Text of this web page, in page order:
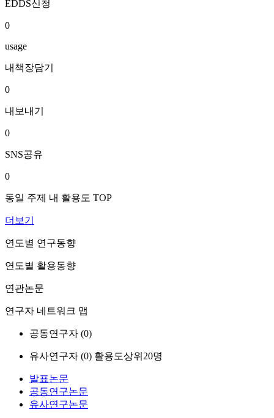
EDDS신청
0
usage
내책장담기
0
내보내기
0
SNS공유
0
동일 주제 내 활용도 TOP
더보기
연도별 연구동향
연도별 활용동향
연관논문
연구자 네트워크 맵
공동연구자 (0)
유사연구자 (0) 활용도상위20명
발표논문
공동연구논문
유사연구논문